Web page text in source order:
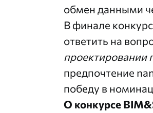
обмен данными
В финале
ответить на
проектировании
предпочтение
победу в
О конкурсе